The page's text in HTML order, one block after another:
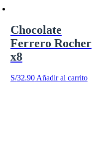
Chocolate
Ferrero Rocher
x8
S/32.90 Añadir al carrito